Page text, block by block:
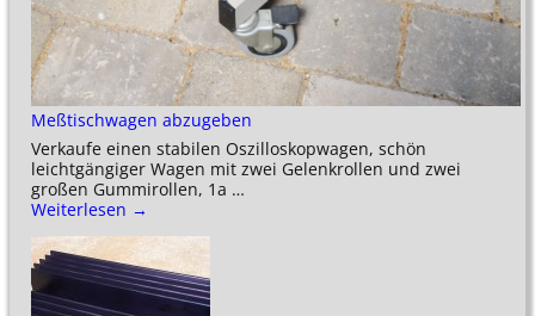
Meßtischwagen abzugeben
Verkaufe einen stabilen Oszilloskopwagen, schön
leichtgängiger Wagen mit zwei Gelenkrollen und zwei
großen Gummirollen, 1a …
Weiterlesen →